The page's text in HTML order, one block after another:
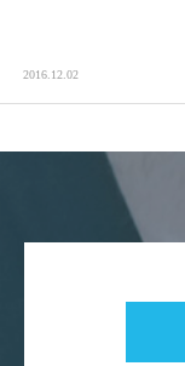
2016.12.02